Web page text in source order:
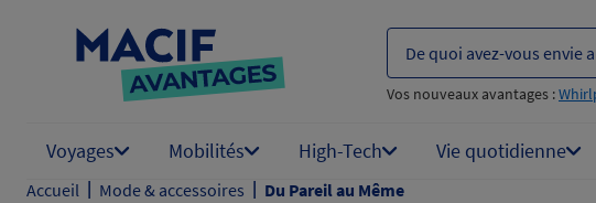
De quoi avez-vous envie
Vos nouveaux avantages :
Voyages Mobilités High-Tech Vie quotidienne
Accueil | Mode & accessoires | Du Pareil au Même